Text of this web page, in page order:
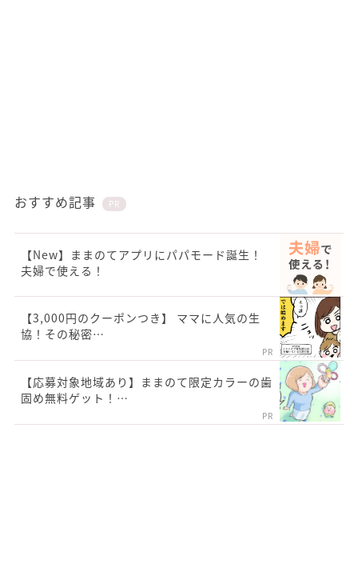
おすすめ記事 PR
【New】ままのてアプリにパパモード誕生！
夫婦で使える！
【3,000円のクーポンつき】 ママに人気の生
協！その秘密…
PR
【応募対象地域あり】ままのて限定カラーの歯
固め無料ゲット！…
PR